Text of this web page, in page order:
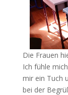
Die Frauen
Ich fühle
mir ein Tuch
bei der